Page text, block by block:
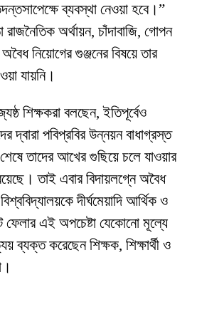
ব্যবস্থা নেওয়া হবে।”
অর্থায়ন, চাঁদাবাজি, গোপন
নিয়োগের গুঞ্জনের বিষয়ে তার
যায়নি।
শিক্ষকরা বলছেন, ইতিপূর্বেও
দ্বারা পবিপ্রবির উন্নয়ন বাধাগ্রস্ত
তাদের আখের গুছিয়ে চলে যাওয়ার
তাই এবার বিদায়লগ্নে অবৈধ
দীর্ঘমেয়াদি আর্থিক ও
ফেলার এই অপচেষ্টা যেকোনো মূল্যে
ব্যক্ত করেছেন শিক্ষক, শিক্ষার্থী ও